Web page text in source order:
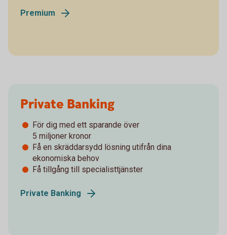
Premium
Private Banking
För dig med ett sparande över
­5 miljoner kronor
Få en skräddarsydd lösning utifrån dina
ekonomiska behov
Få tillgång till specialisttjänster
Private Banking